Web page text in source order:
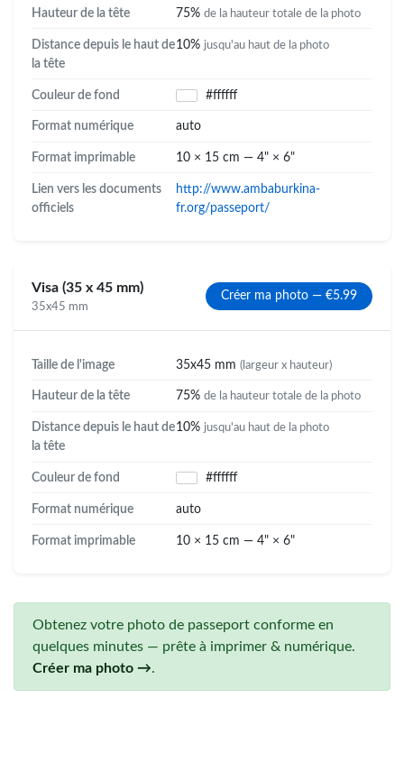
Hauteur de la tête 75% de la hauteur totale de la photo
Distance depuis le haut de
la tête
10% jusqu'au haut de la photo
Couleur de fond #ffffff
Format numérique auto
Format imprimable 10 × 15 cm — 4" × 6"
Lien vers les documents
officiels
http://www.ambaburkina-
fr.org/passeport/
Visa (35 x 45 mm)
35x45 mm
Créer ma photo — €5.99
Taille de l'image 35x45 mm (largeur x hauteur)
Hauteur de la tête 75% de la hauteur totale de la photo
Distance depuis le haut de
la tête
10% jusqu'au haut de la photo
Couleur de fond #ffffff
Format numérique auto
Format imprimable 10 × 15 cm — 4" × 6"
Obtenez votre photo de passeport conforme en
quelques minutes — prête à imprimer & numérique.
Créer ma photo →.